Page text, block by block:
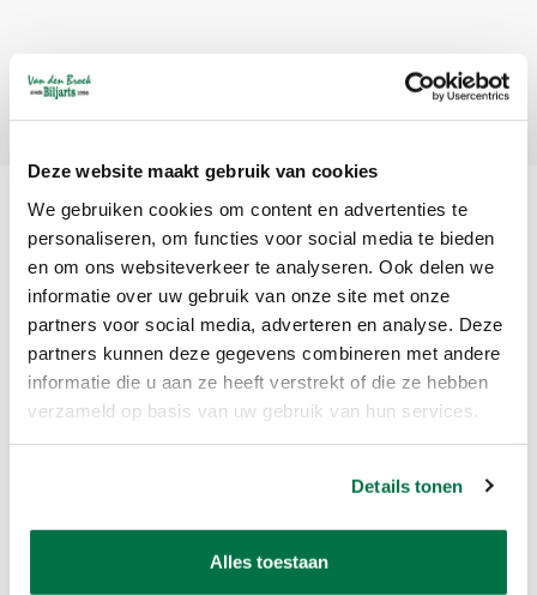
Deze website maakt gebruik van cookies
We gebruiken cookies om content en advertenties te
personaliseren, om functies voor social media te bieden
en om ons websiteverkeer te analyseren. Ook delen we
informatie over uw gebruik van onze site met onze
partners voor social media, adverteren en analyse. Deze
partners kunnen deze gegevens combineren met andere
informatie die u aan ze heeft verstrekt of die ze hebben
verzameld op basis van uw gebruik van hun services.
Details tonen
Alles toestaan
Abonneer
Van den Broek Biljarts staat voor kwaliteit, vakmanschap en service.
Van den Broek Biljarts
Nederland
app ons op 036-5374054